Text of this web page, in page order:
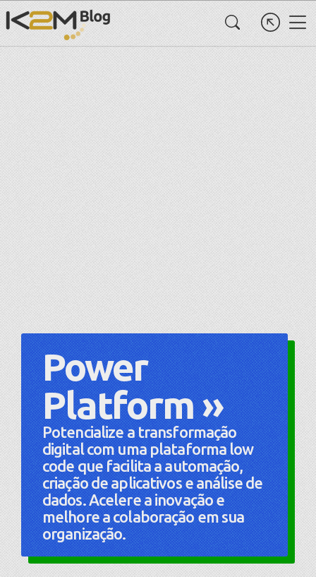
Power
Platform »
Potencialize a transformação
digital com uma plataforma low
code que facilita a automação,
criação de aplicativos e análise de
dados. Acelere a inovação e
melhore a colaboração em sua
organização.